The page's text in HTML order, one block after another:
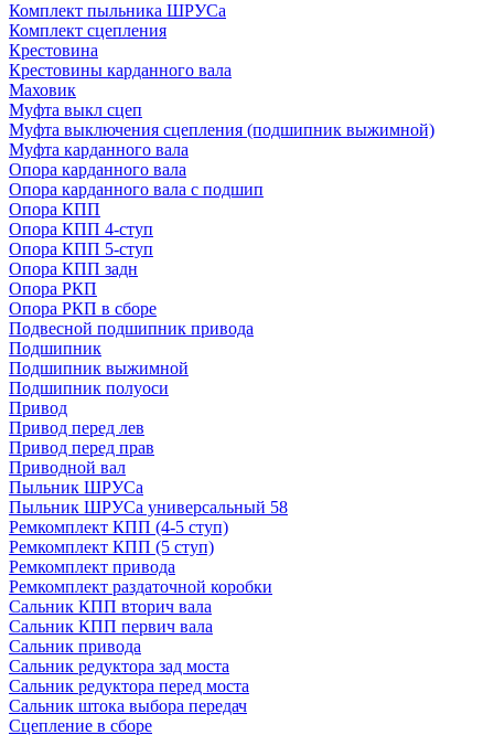
Комплект пыльника ШРУСа
Комплект сцепления
Крестовина
Крестовины карданного вала
Маховик
Муфта выкл сцеп
Муфта выключения сцепления (подшипник выжимной)
Муфта карданного вала
Опора карданного вала
Опора карданного вала с подшип
Опора КПП
Опора КПП 4-ступ
Опора КПП 5-ступ
Опора КПП задн
Опора РКП
Опора РКП в сборе
Подвесной подшипник привода
Подшипник
Подшипник выжимной
Подшипник полуоси
Привод
Привод перед лев
Привод перед прав
Приводной вал
Пыльник ШРУСа
Пыльник ШРУСа универсальный 58
Ремкомплект КПП (4-5 ступ)
Ремкомплект КПП (5 ступ)
Ремкомплект привода
Ремкомплект раздаточной коробки
Сальник КПП вторич вала
Сальник КПП первич вала
Сальник привода
Сальник редуктора зад моста
Сальник редуктора перед моста
Сальник штока выбора передач
Сцепление в сборе